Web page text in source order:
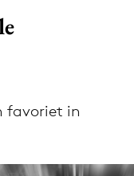
Adformatie
favoriet in